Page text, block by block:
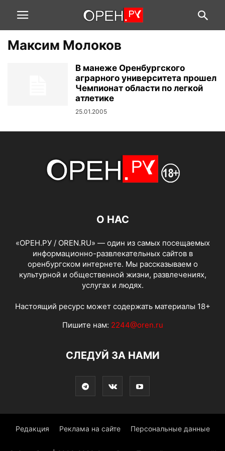
Максим Молоков
В манеже Оренбургского
аграрного университета прошел
Чемпионат области по легкой
атлетике
25.01.2005
О НАС
«ОРЕН.РУ / OREN.RU» — один из самых посещаемых
информационно-развлекательных сайтов в
оренбургском интернете. Мы рассказываем о
культурной и общественной жизни, развлечениях,
услугах и людях.
Настоящий ресурс может содержать материалы 18+
Пишите нам: 2244@oren.ru
СЛЕДУЙ ЗА НАМИ
Редакция Реклама на сайте Персональные данные